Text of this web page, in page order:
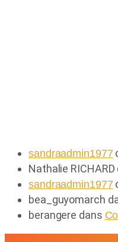
sandraadmin1977
Nathalie RICHARD
sandraadmin1977
bea_guyomarch
berangere dans